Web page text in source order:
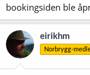
bookingsiden ble
eirikhm
Norbrygg-